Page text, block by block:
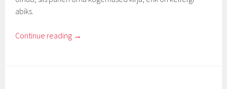
abiks.
Continue reading →